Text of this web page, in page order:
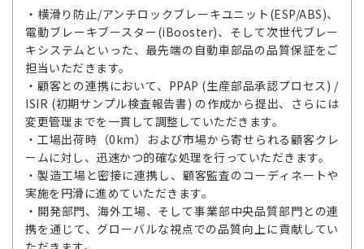
・横滑り防止/アンチロックブレーキユニット(ESP/ABS)、
電動ブレーキブースター(iBooster)、そして次世代ブレー
キシステムといった、最先端の自動車部品の品質保証をご
担当いただきます。
・顧客との連携において、PPAP (生産部品承認プロセス) /
ISIR (初期サンプル検査報告書) の作成から提出、さらには
変更管理までを一貫して調整していただきます。
・工場出荷時（0km）および市場から寄せられる顧客クレ
ームに対し、迅速かつ的確な処理を行っていただきます。
・製造工場と密接に連携し、顧客監査のコーディネートや
実施を円滑に進めていただきます。
・開発部門、海外工場、そして事業部中央品質部門との連
携を通じて、グローバルな視点での品質向上に貢献してい